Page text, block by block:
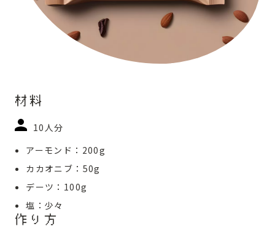
材料
10人分
アーモンド：200g
カカオニブ：50g
デーツ：100g
塩：少々
作り方